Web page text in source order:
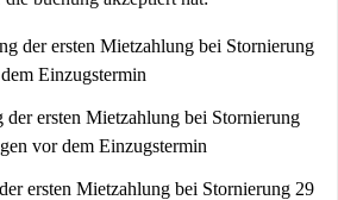
der ersten Mietzahlung bei Stornierung
Einzugstermin
der ersten Mietzahlung bei Stornierung
vor dem Einzugstermin
ersten Mietzahlung bei Stornierung 29